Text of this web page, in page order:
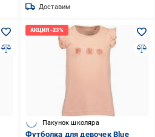
Доставим
Пакунок школяра
Футболка для девочек Blue